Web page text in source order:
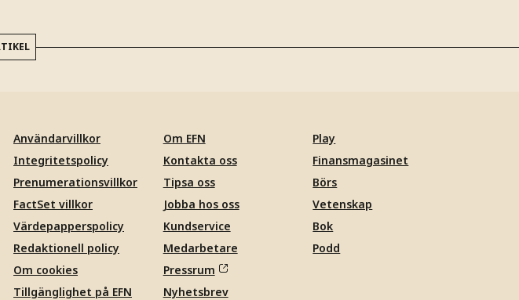
Användarvillkor
Integritetspolicy
Prenumerationsvillkor
FactSet villkor
Värdepapperspolicy
Redaktionell policy
Om cookies
Tillgänglighet på EFN
Om EFN
Kontakta oss
Tipsa oss
Jobba hos oss
Kundservice
Medarbetare
Pressrum
Nyhetsbrev
Play
Finansmagasinet
Börs
Vetenskap
Bok
Podd